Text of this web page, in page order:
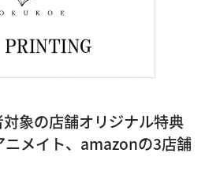
象の店舗オリジナル特典
ニメイト、amazonの3店舗